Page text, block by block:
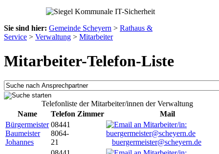
Sie sind hier: Gemeinde Scheyern > Rathaus &
Service > Verwaltung > Mitarbeiter
Mitarbeiter-Telefon-Liste
Telefonliste der Mitarbeiter/innen der Verwaltung
Name
Telefon Zimmer
Mail
Bürgermeister
Baumeister
Johannes
08441
8064-
21
buergermeister@scheyern.de